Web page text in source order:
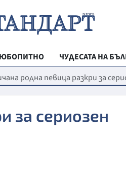
ЧУДЕСАТА НА
родна певица разкри за
за сериозен